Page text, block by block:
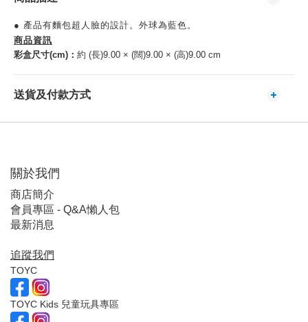
● 產品有麵包超人臉的設計。外球為藍色。
商品資訊
彩盒尺寸(cm)： 約 (長)9.00 × (闊)9.00 × (高)9.00 cm
送貨及付款方式
關於我們
商店簡介
會員專區 - Q&A懶人包
最新消息
追蹤我們
TOYC
TOYC Kids 兒童玩具專區